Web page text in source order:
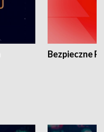
Bezpieczne